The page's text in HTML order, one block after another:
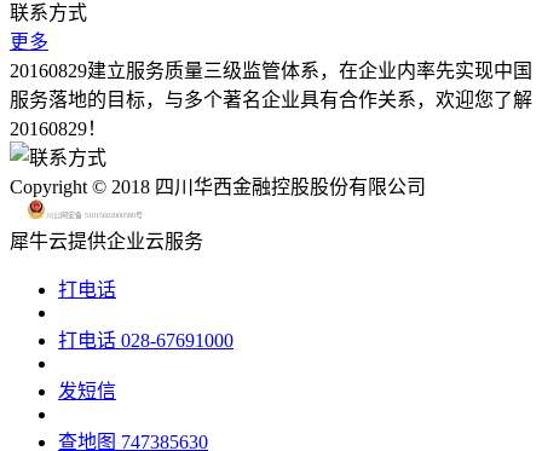
联系方式
更多
20160829建立服务质量三级监管体系，在企业内率先实现中国
服务落地的目标，与多个著名企业具有合作关系，欢迎您了解
20160829！
Copyright © 2018 四川华西金融控股股份有限公司
川公网安备 51015602000580号
犀牛云提供企业云服务
打电话
打电话 028-67691000
发短信
查地图 747385630